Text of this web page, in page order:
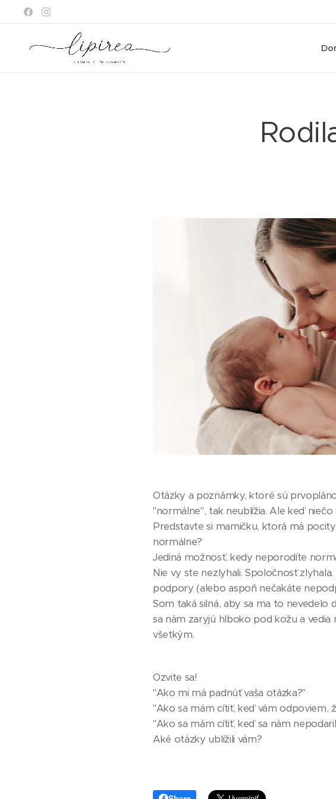
Otázky a poznámky, ktoré sú
"normálne", tak neublížia. Ale keď
Predstavte si mamičku, ktorá má
normálne?
Jediná možnosť, kedy neporodíte
Nie vy ste nezlyhali. Spoločnosť
podpory (alebo aspoň nečakáte
Som taká silná, aby sa ma to nevedelo
sa nám zaryjú hlboko pod kožu a
všetkým.
Ozvite sa!
"Ako mi má padnúť vaša otázka?"
"Ako sa mám cítiť, keď vám odpoviem,
"Ako sa mám cítiť, keď sa nám
Aké otázky ublížili vám?